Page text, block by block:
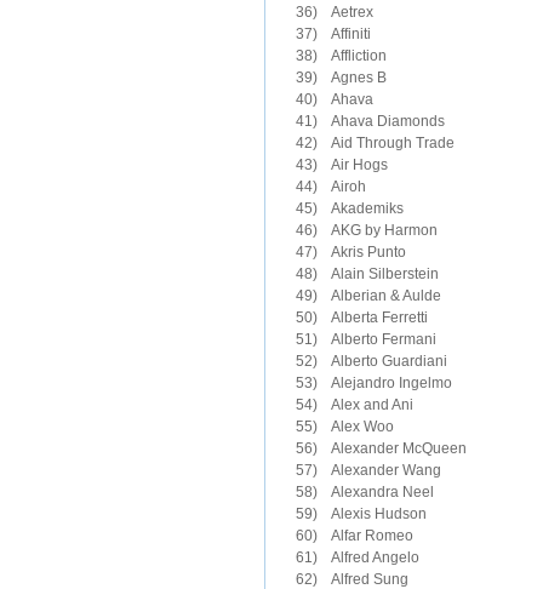
36)　Aetrex
37)　Affiniti
38)　Affliction
39)　Agnes B
40)　Ahava
41)　Ahava Diamonds
42)　Aid Through Trade
43)　Air Hogs
44)　Airoh
45)　Akademiks
46)　AKG by Harmon
47)　Akris Punto
48)　Alain Silberstein
49)　Alberian & Aulde
50)　Alberta Ferretti
51)　Alberto Fermani
52)　Alberto Guardiani
53)　Alejandro Ingelmo
54)　Alex and Ani
55)　Alex Woo
56)　Alexander McQueen
57)　Alexander Wang
58)　Alexandra Neel
59)　Alexis Hudson
60)　Alfar Romeo
61)　Alfred Angelo
62)　Alfred Sung